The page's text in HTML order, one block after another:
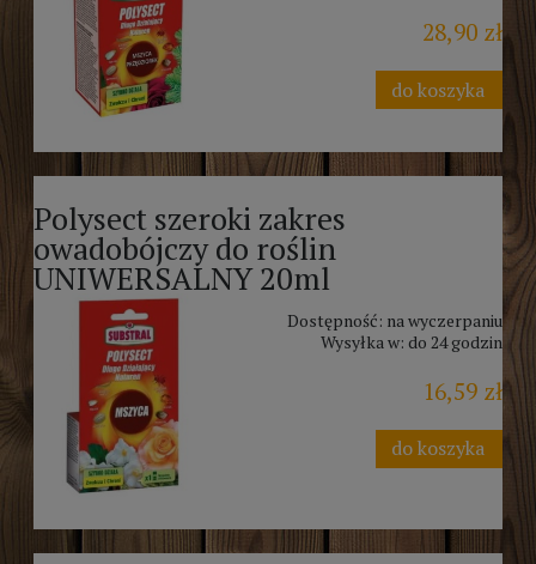
28,90 zł
do koszyka
Polysect szeroki zakres
owadobójczy do roślin
UNIWERSALNY 20ml
Dostępność: na wyczerpaniu
Wysyłka w: do 24 godzin
16,59 zł
do koszyka